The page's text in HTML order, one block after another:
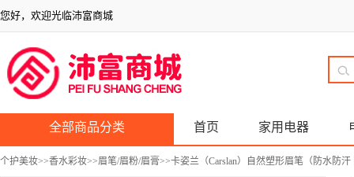
您好，欢迎光临沛富商城
全部商品分类 首页 家用电器
个护美妆>>香水彩妆>>眉笔/眉粉/眉膏>>卡姿兰（Carslan）自然塑形眉笔（防水防